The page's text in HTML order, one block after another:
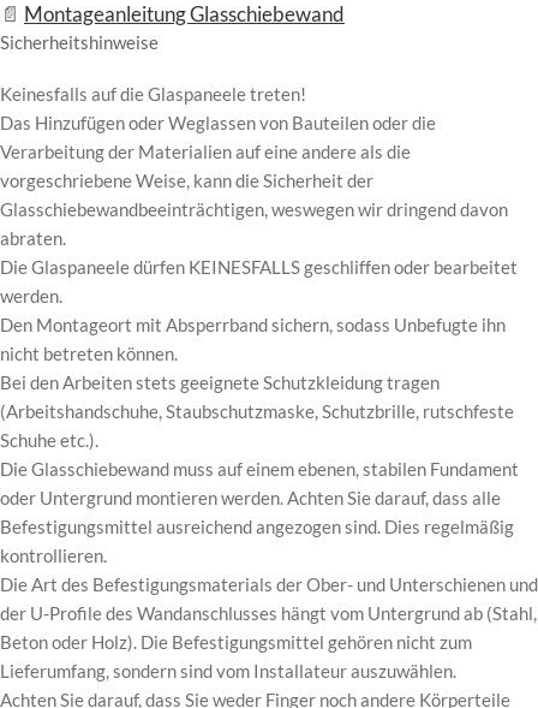
Montageanleitung Glasschiebewand
Sicherheitshinweise
Keinesfalls auf die Glaspaneele treten!
Das Hinzufügen oder Weglassen von Bauteilen oder die
Verarbeitung der Materialien auf eine andere als die
vorgeschriebene Weise, kann die Sicherheit der
Glasschiebewandbeeinträchtigen, weswegen wir dringend davon
abraten.
Die Glaspaneele dürfen KEINESFALLS geschliffen oder bearbeitet
werden.
Den Montageort mit Absperrband sichern, sodass Unbefugte ihn
nicht betreten können.
Bei den Arbeiten stets geeignete Schutzkleidung tragen
(Arbeitshandschuhe, Staubschutzmaske, Schutzbrille, rutschfeste
Schuhe etc.).
Die Glasschiebewand muss auf einem ebenen, stabilen Fundament
oder Untergrund montieren werden. Achten Sie darauf, dass alle
Befestigungsmittel ausreichend angezogen sind. Dies regelmäßig
kontrollieren.
Die Art des Befestigungsmaterials der Ober- und Unterschienen und
der U-Profile des Wandanschlusses hängt vom Untergrund ab (Stahl,
Beton oder Holz). Die Befestigungsmittel gehören nicht zum
Lieferumfang, sondern sind vom Installateur auszuwählen.
Achten Sie darauf, dass Sie weder Finger noch andere Körperteile